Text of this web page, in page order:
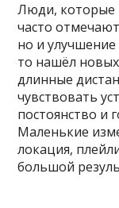
Люди, которые
часто
но и улучшение
то нашёл новых
длинные
чувствовать
постоянство и
Маленькие
локация,
большой